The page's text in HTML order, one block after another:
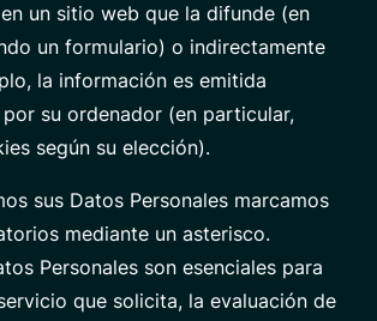
un sitio web que la difunde (en
un formulario) o indirectamente
la información es emitida
su ordenador (en particular,
según su elección).
sus Datos Personales marcamos
mediante un asterisco.
Personales son esenciales para
que solicita, la evaluación de